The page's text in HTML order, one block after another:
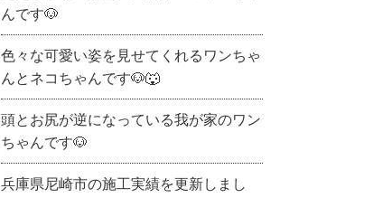
んです🐶
色々な可愛い姿を見せてくれるワンちゃ
んとネコちゃんです🐶🐺
頭とお尻が逆になっている我が家のワン
ちゃんです🐶
兵庫県尼崎市の施工実績を更新しまし